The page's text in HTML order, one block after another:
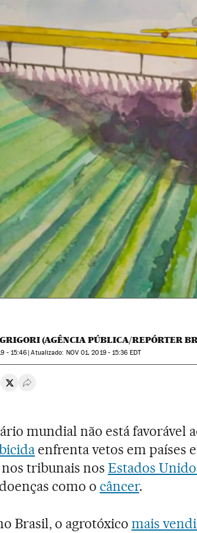
(AGÊNCIA PÚBLICA/REPÓRTER
- 15:46 atualizado: NOV01, 2019 - 15:36 EDT
en Whatsapp
en Facebook
Compartir en Twitter
Desplegar Redes Sociales
mundial não está favorável
enfrenta vetos em países
nos tribunais nos Estados
como o câncer.
Brasil, o agrotóxico mais